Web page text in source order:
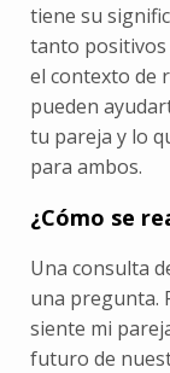
tiene su
tanto positivos
el contexto de
pueden
tu pareja y lo
para ambos.
¿Cómo se
Una consulta
una pregunta.
siente mi
futuro de